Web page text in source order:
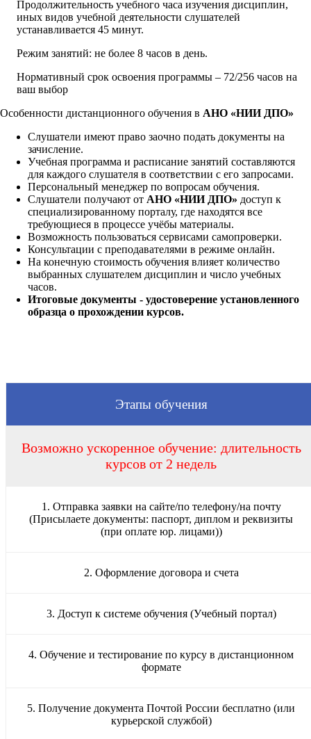
Продолжительность учебного часа изучения дисциплин,
иных видов учебной деятельности слушателей
устанавливается 45 минут.
Режим занятий: не более 8 часов в день.
Нормативный срок освоения программы – 72/256 часов на
ваш выбор
Особенности дистанционного обучения в АНО «НИИ ДПО»
Слушатели имеют право заочно подать документы на
зачисление.
Учебная программа и расписание занятий составляются
для каждого слушателя в соответствии с его запросами.
Персональный менеджер по вопросам обучения.
Слушатели получают от АНО «НИИ ДПО» доступ к
специализированному порталу, где находятся все
требующиеся в процессе учёбы материалы.
Возможность пользоваться сервисами самопроверки.
Консультации с преподавателями в режиме онлайн.
На конечную стоимость обучения влияет количество
выбранных слушателем дисциплин и число учебных
часов.
Итоговые документы - удостоверение установленного
образца о прохождении курсов.
Этапы обучения
Возможно ускоренное обучение: длительность
курсов от 2 недель
1. Отправка заявки на сайте/по телефону/на почту
(Присылаете документы: паспорт, диплом и реквизиты
(при оплате юр. лицами))
2. Оформление договора и счета
3. Доступ к системе обучения (Учебный портал)
4. Обучение и тестирование по курсу в дистанционном
формате
5. Получение документа Почтой России бесплатно (или
курьерской службой)